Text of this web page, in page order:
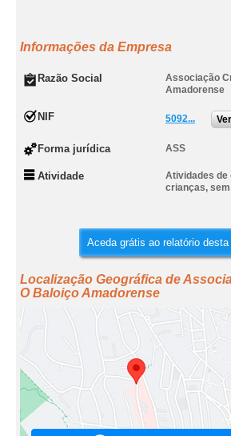
Informações da Empresa
Razão Social
Associação
Amadorense
NIF 5092...
Forma jurídica ASS
Atividade
Atividades de
crianças,
Aceda grátis ao relatório desta
Localização Geográfica de
O Baloiço Amadorense